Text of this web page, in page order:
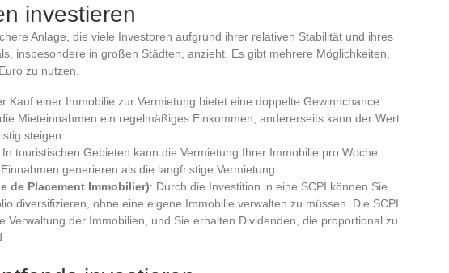
investieren
Anlage, die viele Investoren aufgrund ihrer relativen Stabilität und ihres
insbesondere in großen Städten, anzieht. Es gibt mehrere Möglichkeiten,
zu nutzen.
Kauf einer Immobilie zur Vermietung bietet eine doppelte Gewinnchance.
Mieteinnahmen ein regelmäßiges Einkommen; andererseits kann der Wert
steigen.
In touristischen Gebieten kann die Vermietung Ihrer Immobilie pro Woche
generieren als die langfristige Vermietung.
de Placement Immobilier): Durch die Investition in eine SCPI können Sie
diversifizieren, ohne eine eigene Immobilie verwalten zu müssen. Die SCPI
Verwaltung der Immobilien, und Sie erhalten Dividenden, die proportional zu